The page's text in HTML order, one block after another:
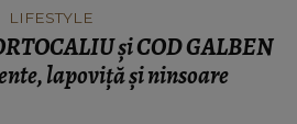
LIFESTYLE
şi COD GALBEN
lapoviţă şi ninsoare